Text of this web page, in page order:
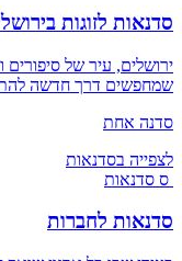
סדנאות לזוגות
ירושלים, עיר של
שמחפשים דרך חדשה
סדנה אחת
לצפייה בסדנאות
ס סדנאות
סדנאות לחברות